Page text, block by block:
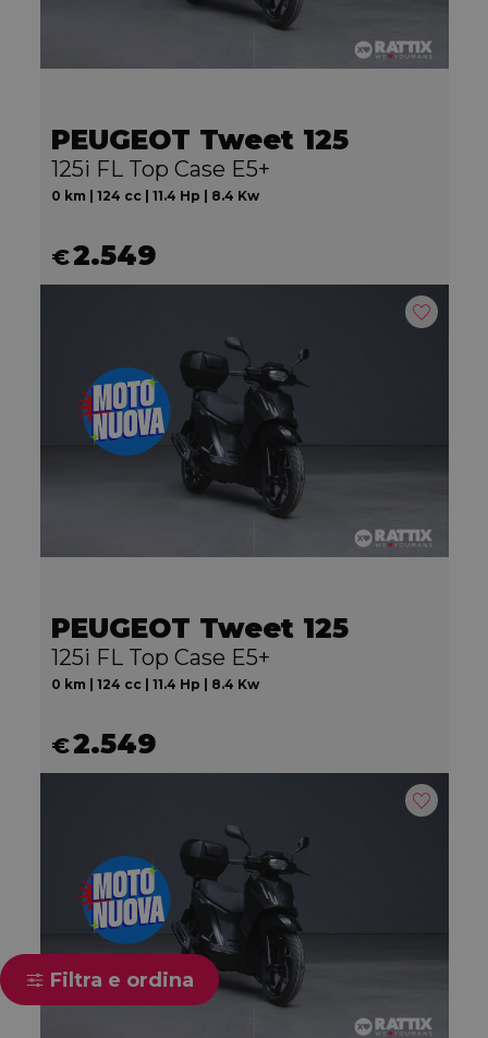
PEUGEOT Tweet 125
125i FL Top Case E5+
0 km | 124 cc | 11.4 Hp | 8.4 Kw
€2.549
PEUGEOT Tweet 125
125i FL Top Case E5+
0 km | 124 cc | 11.4 Hp | 8.4 Kw
€2.549
Filtra e ordina